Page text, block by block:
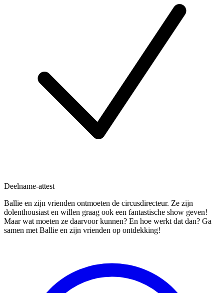
Deelname-attest
Ballie en zijn vrienden ontmoeten de circusdirecteur. Ze zijn
dolenthousiast en willen graag ook een fantastische show geven!
Maar wat moeten ze daarvoor kunnen? En hoe werkt dat dan? Ga
samen met Ballie en zijn vrienden op ontdekking!